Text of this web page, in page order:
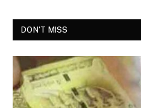
DON'T MISS